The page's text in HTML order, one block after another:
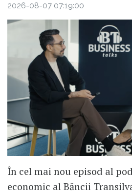
2026-08-07 07:19:00
În cel mai nou episod al
economic al Băncii